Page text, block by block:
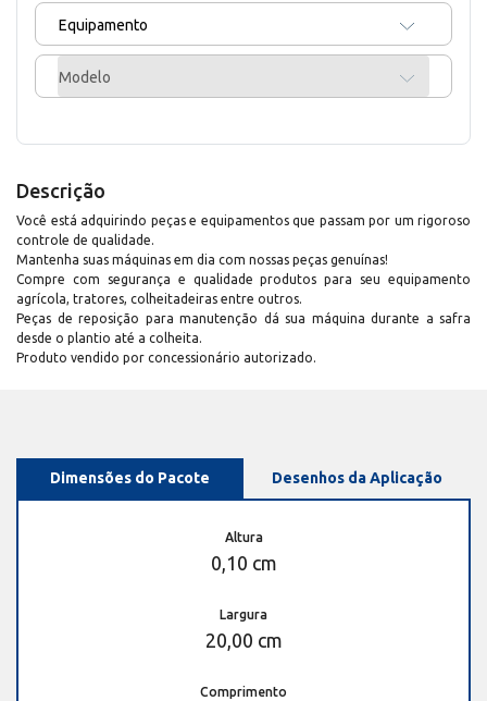
Equipamento
Modelo
Descrição
Você está adquirindo peças e equipamentos que passam por um rigoroso
controle de qualidade.
Mantenha suas máquinas em dia com nossas peças genuínas!
Compre com segurança e qualidade produtos para seu equipamento
agrícola, tratores, colheitadeiras entre outros.
Peças de reposição para manutenção dá sua máquina durante a safra
desde o plantio até a colheita.
Produto vendido por concessionário autorizado.
Dimensões do Pacote Desenhos da Aplicação
Altura
0,10 cm
Largura
20,00 cm
Comprimento